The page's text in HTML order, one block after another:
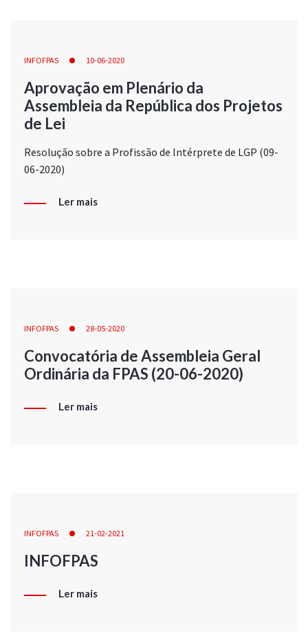
INFOFPAS 10-06-2020
Aprovação em Plenário da
Assembleia da República dos Projetos
de Lei
Resolução sobre a Profissão de Intérprete de LGP (09-
06-2020)
Ler mais
INFOFPAS 28-05-2020
Convocatória de Assembleia Geral
Ordinária da FPAS (20-06-2020)
Ler mais
INFOFPAS 21-02-2021
INFOFPAS
Ler mais